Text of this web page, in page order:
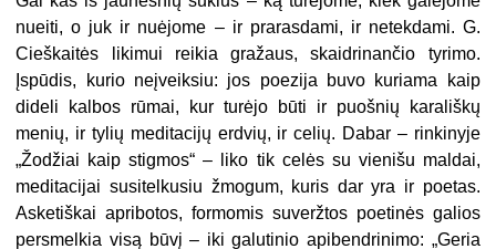
nueiti, o juk ir nuėjome – ir prarasdami, ir netekdami. G.
Cieškaitės likimui reikia gražaus, skaidrinančio tyrimo.
Įspūdis, kurio neįveiksiu: jos poezija buvo kuriama kaip
dideli kalbos rūmai, kur turėjo būti ir puošnių karališkų
menių, ir tylių meditacijų erdvių, ir celių. Dabar – rinkinyje
„Žodžiai kaip stigmos“ – liko tik celės su vienišu maldai,
meditacijai susitelkusiu žmogum, kuris dar yra ir poetas.
Asketiškai apribotos, formomis suveržtos poetinės galios
persmelkia visą būvį – iki galutinio apibendrinimo: „Geria